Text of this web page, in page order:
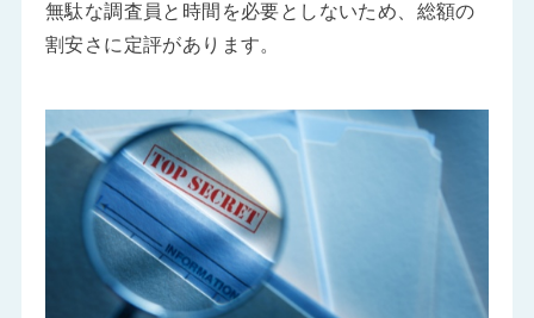
無駄な調査員と時間を必要としないため、総額の
割安さに定評があります。